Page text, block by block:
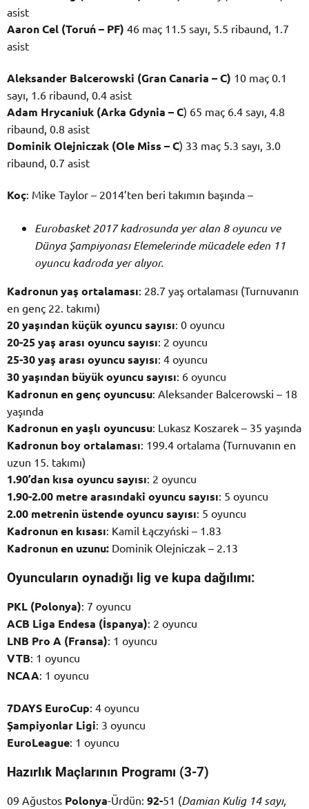
asist
Aaron Cel (Toruń – PF) 46 maç 11.5 sayı, 5.5 ribaund, 1.7
asist
Aleksander Balcerowski (Gran Canaria – C) 10 maç 0.1
sayı, 1.6 ribaund, 0.4 asist
Adam Hrycaniuk (Arka Gdynia – C) 65 maç 6.4 sayı, 4.8
ribaund, 0.8 asist
Dominik Olejniczak (Ole Miss – C) 33 maç 5.3 sayı, 3.0
ribaund, 0.7 asist
Koç: Mike Taylor – 2014’ten beri takımın başında –
Eurobasket 2017 kadrosunda yer alan 8 oyuncu ve
Dünya Şampiyonası Elemelerinde mücadele eden 11
oyuncu kadroda yer alıyor.
Kadronun yaş ortalaması: 28.7 yaş ortalaması (Turnuvanın
en genç 22. takımı)
20 yaşından küçük oyuncu sayısı: 0 oyuncu
20-25 yaş arası oyuncu sayısı: 2 oyuncu
25-30 yaş arası oyuncu sayısı: 4 oyuncu
30 yaşından büyük oyuncu sayısı: 6 oyuncu
Kadronun en genç oyuncusu: Aleksander Balcerowski – 18
yaşında
Kadronun en yaşlı oyuncusu: Lukasz Koszarek – 35 yaşında
Kadronun boy ortalaması: 199.4 ortalama (Turnuvanın en
uzun 15. takımı)
1.90’dan kısa oyuncu sayısı: 2 oyuncu
1.90-2.00 metre arasındaki oyuncu sayısı: 5 oyuncu
2.00 metrenin üstende oyuncu sayısı: 5 oyuncu
Kadronun en kısası: Kamil Łączyński – 1.83
Kadronun en uzunu: Dominik Olejniczak – 2.13
Oyuncuların oynadığı lig ve kupa dağılımı:
PKL (Polonya): 7 oyuncu
ACB Liga Endesa (İspanya): 2 oyuncu
LNB Pro A (Fransa): 1 oyuncu
VTB: 1 oyuncu
NCAA: 1 oyuncu
7DAYS EuroCup: 4 oyuncu
Şampiyonlar Ligi: 3 oyuncu
EuroLeague: 1 oyuncu
Hazırlık Maçlarının Programı (3-7)
09 Ağustos Polonya-Ürdün: 92-51 (Damian Kulig 14 sayı,